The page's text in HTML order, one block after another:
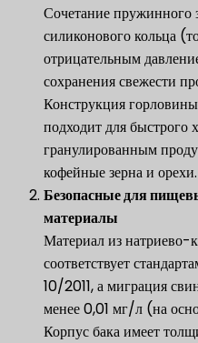
Сочетание
силиконового кольца
отрицательным
сохранения свежести
Конструкция
подходит для быстрого
гранулированным
кофейные зерна и орехи.
​Безопасные для
материалы​
Материал из натриево-
соответствует
10/2011, а миграция
менее 0,01 мг/л (на
Корпус бака имеет